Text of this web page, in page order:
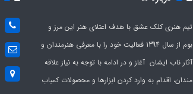
تیم هنری کلک عشق با هدف اعتلای هنر این مرز و
بوم از سال 1394 فعالیت خود را با معرفی هنرمندان و
آثار ناب ایشان آغاز و در ادامه با توجه به نیاز علاقه
مندان، اقدام به وارد کردن ابزارها و محصولات کمیاب